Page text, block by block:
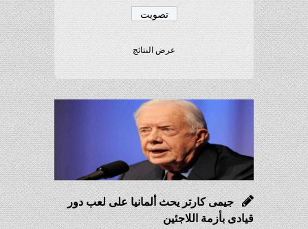
عرض النتائج
جيمى كارتر يحث ألمانيا على لعب دور
قيادى بأزمة اللاجئين